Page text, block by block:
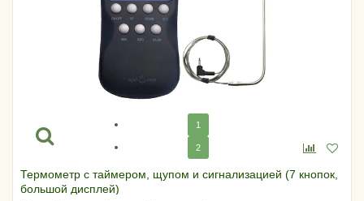
1
2
Термометр с таймером, щупом и сигнализацией (7 кнопок,
большой дисплей)